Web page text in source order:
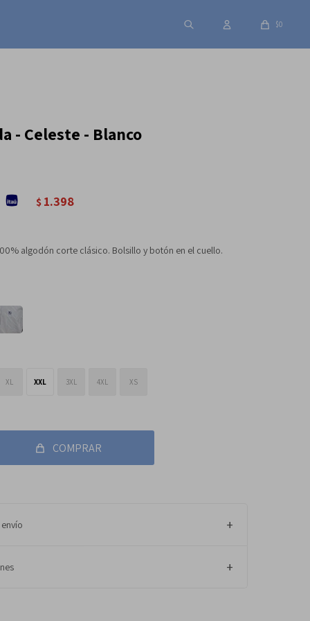
$0
- Celeste - Blanco
$1.398
algodón corte clásico. Bolsillo y botón en el cuello.
XL XXL 3XL 4XL XS
COMPRAR